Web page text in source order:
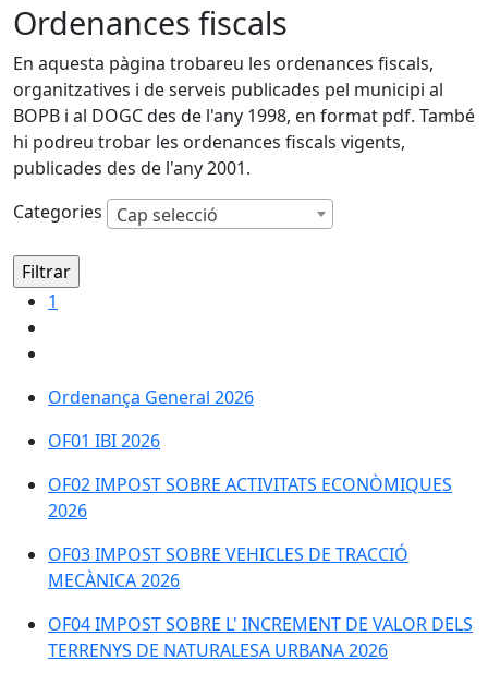
Ordenances fiscals
En aquesta pàgina trobareu les ordenances fiscals,
organitzatives i de serveis publicades pel municipi al
BOPB i al DOGC des de l'any 1998, en format pdf. També
hi podreu trobar les ordenances fiscals vigents,
publicades des de l'any 2001.
Categories
Cap selecció
1
Ordenança General 2026
OF01 IBI 2026
OF02 IMPOST SOBRE ACTIVITATS ECONÒMIQUES
2026
OF03 IMPOST SOBRE VEHICLES DE TRACCIÓ
MECÀNICA 2026
OF04 IMPOST SOBRE L' INCREMENT DE VALOR DELS
TERRENYS DE NATURALESA URBANA 2026